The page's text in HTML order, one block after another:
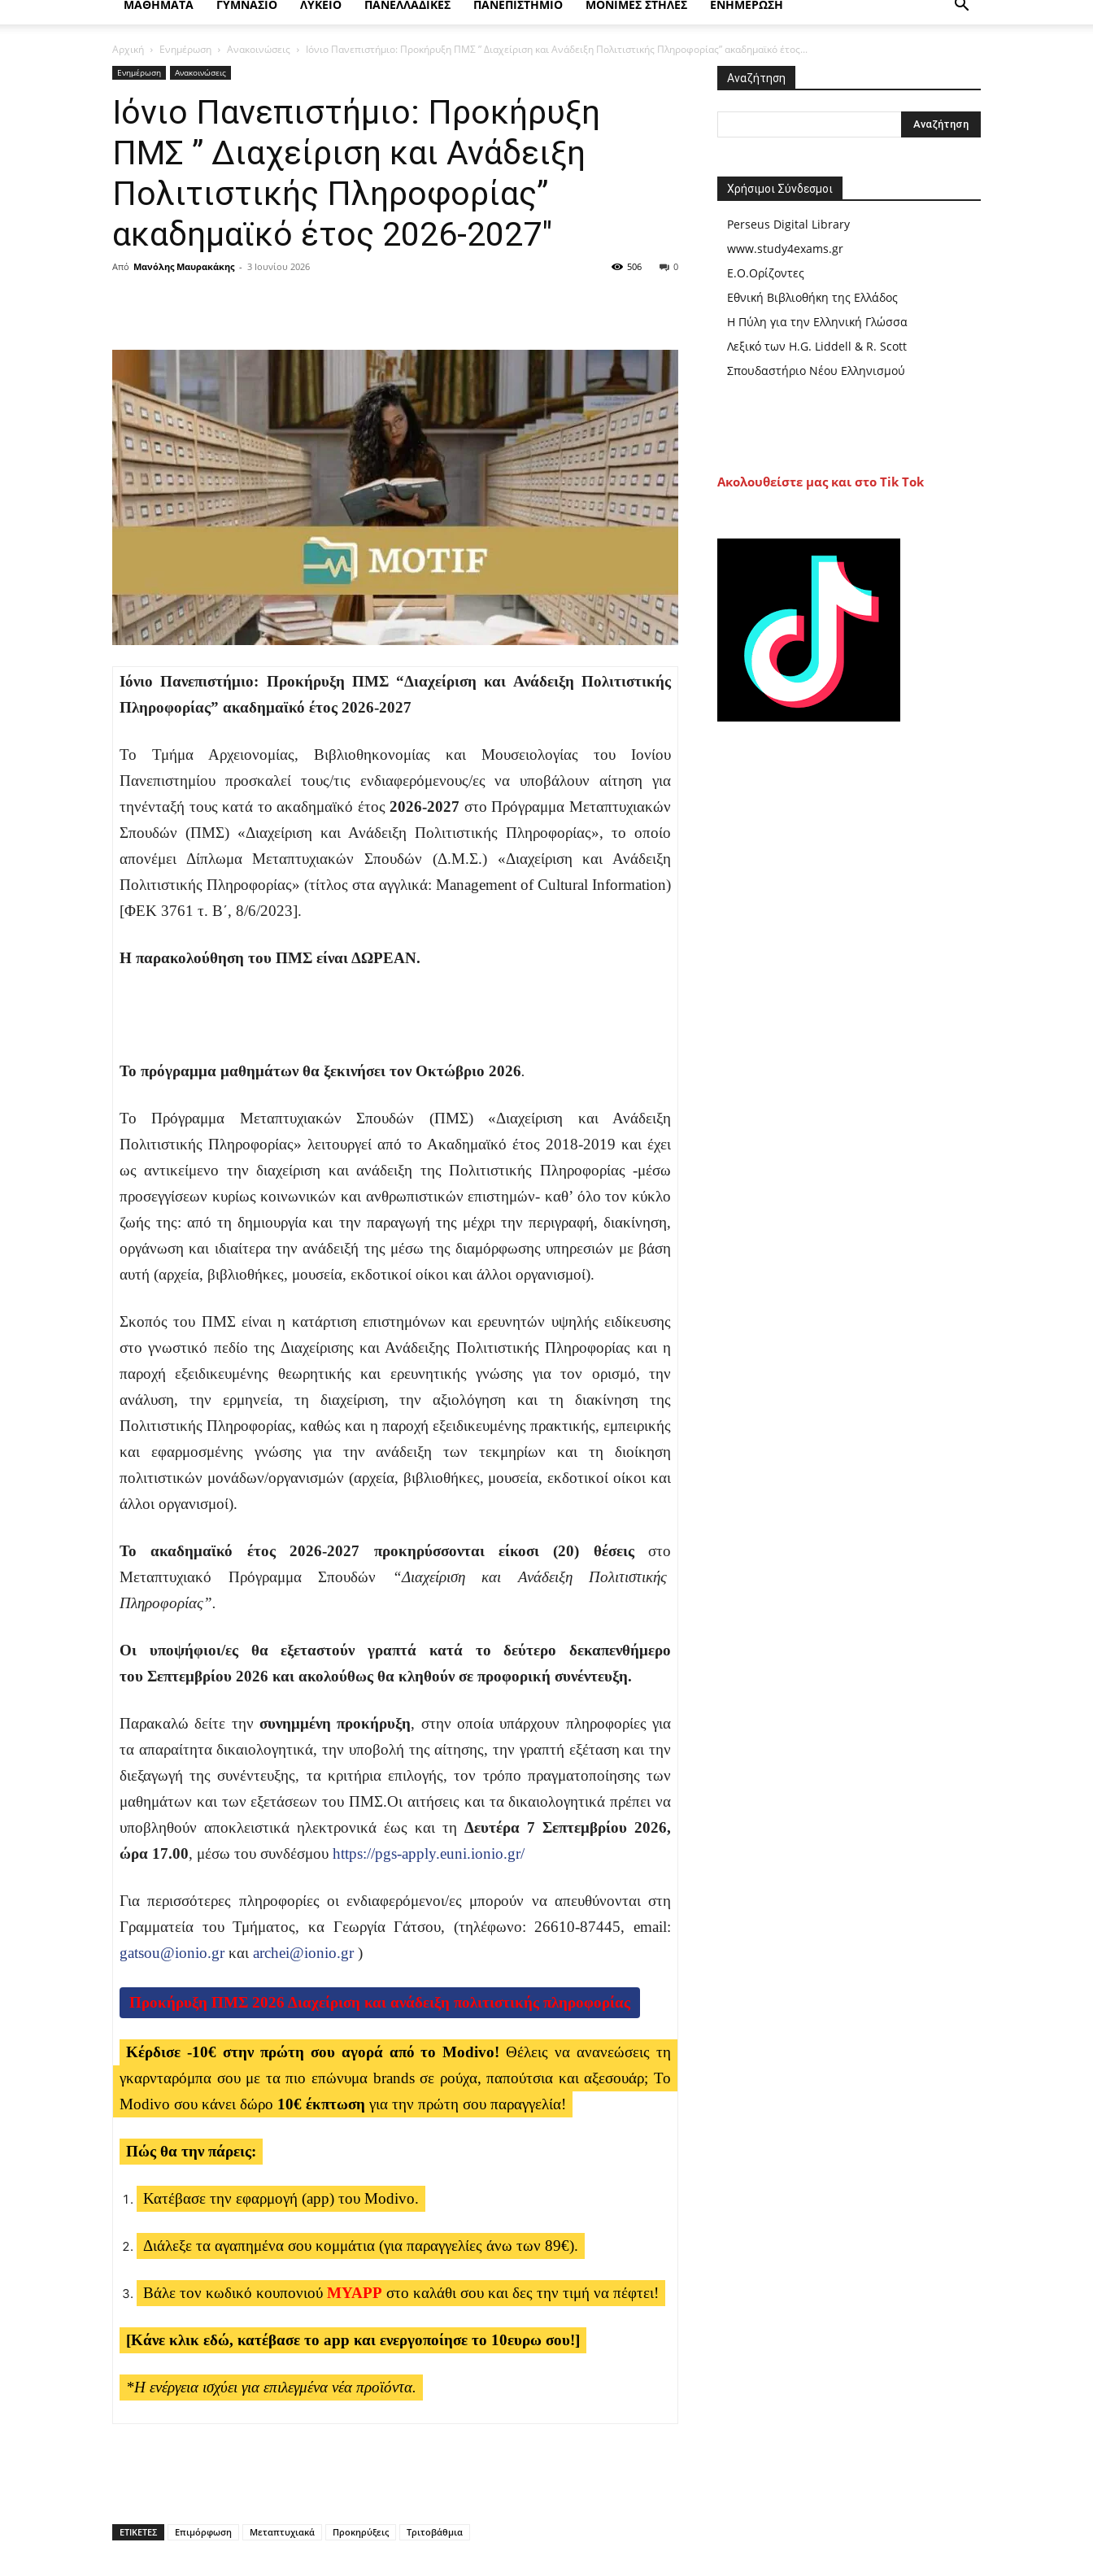
ΜΑΘΗΜΑΤΑ ΓΥΜΝΑΣΙΟ ΛΥΚΕΙΟ ΠΑΝΕΛΛΑΔΙΚΕΣ ΠΑΝΕΠΙΣΤΗΜΙΟ ΜΟΝΙΜΕΣ ΣΤΗΛΕΣ ΕΝΗΜΕΡΩΣΗ
Αρχική Ενημέρωση Ανακοινώσεις Ιόνιο Πανεπιστήμιο: Προκήρυξη ΠMΣ ” Διαχείριση και Ανάδειξη Πολιτιστικής Πληροφορίας” ακαδημαϊκό έτος...
Ενημέρωση Ανακοινώσεις
Ιόνιο Πανεπιστήμιο: Προκήρυξη
ΠMΣ ” Διαχείριση και Ανάδειξη
Πολιτιστικής Πληροφορίας”
ακαδημαϊκό έτος 2026-2027″
Από Μανόλης Μαυρακάκης - 3 Ιουνίου 2026 0
506
Ιόνιο Πανεπιστήμιο: Προκήρυξη ΠΜΣ “Διαχείριση και Ανάδειξη Πολιτιστικής
Πληροφορίας” ακαδημαϊκό έτος 2026-2027
Το Τμήμα Αρχειονομίας, Βιβλιοθηκονομίας και Μουσειολογίας του Ιονίου
Πανεπιστημίου προσκαλεί τους/τις ενδιαφερόμενους/ες να υποβάλουν αίτηση για
τηνένταξή τους κατά το ακαδημαϊκό έτος2026-2027 στο Πρόγραμμα Μεταπτυχιακών
Σπουδών (ΠΜΣ) «Διαχείριση και Ανάδειξη Πολιτιστικής Πληροφορίας», το οποίο
απονέμει Δίπλωμα Μεταπτυχιακών Σπουδών (Δ.Μ.Σ.) «Διαχείριση και Ανάδειξη
Πολιτιστικής Πληροφορίας» (τίτλος στα αγγλικά: Management of Cultural Information)
[ΦΕΚ 3761 τ. Β΄, 8/6/2023].
Η παρακολούθηση του ΠΜΣ είναι ΔΩΡΕΑΝ.
Το πρόγραμμα μαθημάτων θα ξεκινήσει τον Οκτώβριο 2026.
Το Πρόγραμμα Μεταπτυχιακών Σπουδών (ΠΜΣ) «Διαχείριση και Ανάδειξη
Πολιτιστικής Πληροφορίας» λειτουργεί από το Ακαδημαϊκό έτος 2018-2019 και έχει
ως αντικείμενο την διαχείριση και ανάδειξη της Πολιτιστικής Πληροφορίας -μέσω
προσεγγίσεων κυρίως κοινωνικών και ανθρωπιστικών επιστημών- καθ’ όλο τον κύκλο
ζωής της: από τη δημιουργία και την παραγωγή της μέχρι την περιγραφή, διακίνηση,
οργάνωση και ιδιαίτερα την ανάδειξή της μέσω της διαμόρφωσης υπηρεσιών με βάση
αυτή (αρχεία, βιβλιοθήκες, μουσεία, εκδοτικοί οίκοι και άλλοι οργανισμοί).
Σκοπός του ΠΜΣ είναι η κατάρτιση επιστημόνων και ερευνητών υψηλής ειδίκευσης
στο γνωστικό πεδίο της Διαχείρισης και Ανάδειξης Πολιτιστικής Πληροφορίας και η
παροχή εξειδικευμένης θεωρητικής και ερευνητικής γνώσης για τον ορισμό, την
ανάλυση, την ερμηνεία, τη διαχείριση, την αξιολόγηση και τη διακίνηση της
Πολιτιστικής Πληροφορίας, καθώς και η παροχή εξειδικευμένης πρακτικής, εμπειρικής
και εφαρμοσμένης γνώσης για την ανάδειξη των τεκμηρίων και τη διοίκηση
πολιτιστικών μονάδων/οργανισμών (αρχεία, βιβλιοθήκες, μουσεία, εκδοτικοί οίκοι και
άλλοι οργανισμοί).
Το ακαδημαϊκό έτος 2026-2027 προκηρύσσονται είκοσι (20) θέσεις στο
Μεταπτυχιακό Πρόγραμμα Σπουδών
“Διαχείριση και Ανάδειξη Πολιτιστικής
Πληροφορίας”.
Οι υποψήφιοι/ες θα εξεταστούν γραπτά κατά το δεύτερο δεκαπενθήμερο
του Σεπτεμβρίου 2026 και ακολούθως θα κληθούν σε προφορική συνέντευξη.
Παρακαλώ δείτε την συνημμένη προκήρυξη, στην οποία υπάρχουν πληροφορίες για
τα απαραίτητα δικαιολογητικά, την υποβολή της αίτησης, την γραπτή εξέταση και την
διεξαγωγή της συνέντευξης, τα κριτήρια επιλογής, τον τρόπο πραγματοποίησης των
μαθημάτων και των εξετάσεων του ΠΜΣ.Οι αιτήσεις και τα δικαιολογητικά πρέπει να
υποβληθούν αποκλειστικά ηλεκτρονικά έως και τη Δευτέρα 7 Σεπτεμβρίου 2026,
ώρα 17.00, μέσω του συνδέσμου https://pgs-apply.euni.ionio.gr/
Για περισσότερες πληροφορίες οι ενδιαφερόμενοι/ες μπορούν να απευθύνονται στη
Γραμματεία του Τμήματος, κα Γεωργία Γάτσου, (τηλέφωνο: 26610-87445, email:
gatsou@ionio.grκαι archei@ionio.gr)
Προκήρυξη ΠΜΣ 2026 Διαχείριση και ανάδειξη πολιτιστικής πληροφορίας
Κέρδισε -10€ στην πρώτη σου αγορά από το Modivo! Θέλεις να ανανεώσεις τη
γκαρνταρόμπα σου με τα πιο επώνυμα brands σε ρούχα, παπούτσια και αξεσουάρ; Το
Modivo σου κάνει δώρο 10€ έκπτωση για την πρώτη σου παραγγελία!
Πώς θα την πάρεις:
Κατέβασε την εφαρμογή (app) του Modivo.
Διάλεξε τα αγαπημένα σου κομμάτια (για παραγγελίες άνω των 89€).
Βάλε τον κωδικό κουπονιού MYAPP στο καλάθι σου και δες την τιμή να πέφτει!
[Κάνε κλικ εδώ, κατέβασε το app και ενεργοποίησε το 10ευρω σου!]
*Η ενέργεια ισχύει για επιλεγμένα νέα προϊόντα.
ΕΤΙΚΕΤΕΣ Επιμόρφωση Μεταπτυχιακά Προκηρύξεις Τριτοβάθμια
Αναζήτηση
Χρήσιμοι Σύνδεσμοι
Perseus Digital Library
www.study4exams.gr
Ε.Ο.Ορίζοντες
Εθνική Βιβλιοθήκη της Ελλάδος
Η Πύλη για την Ελληνική Γλώσσα
Λεξικό των H.G. Liddell & R. Scott
Σπουδαστήριο Νέου Ελληνισμού
Ακολουθείστε μας και στο Tik Tok